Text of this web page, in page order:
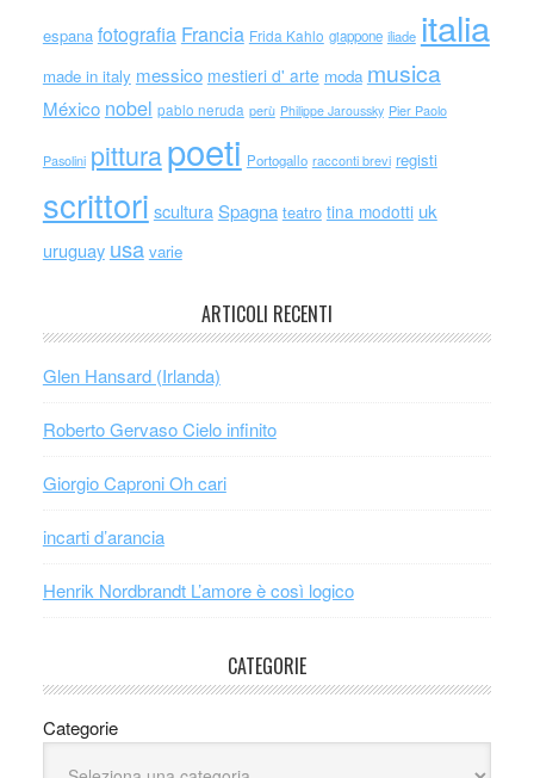
espana fotografia Francia Frida Kahlo giappone iliade italia
made in italy messico mestieri d' arte moda musica
México nobel pablo neruda perù Philippe Jaroussky Pier Paolo
Pasolini pitturapoeti Portogallo racconti brevi registi
scrittori scultura Spagna teatro tina modotti uk
uruguay usa varie
ARTICOLI RECENTI
Glen Hansard (Irlanda)
Roberto Gervaso Cielo infinito
Giorgio Caproni Oh cari
incarti d’arancia
Henrik Nordbrandt L’amore è così logico
CATEGORIE
Categorie